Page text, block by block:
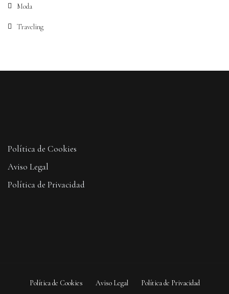
Moda
Traveling
Política de Cookies
Aviso Legal
Política de Privacidad
Política de Cookies Aviso Legal Política de Privacidad